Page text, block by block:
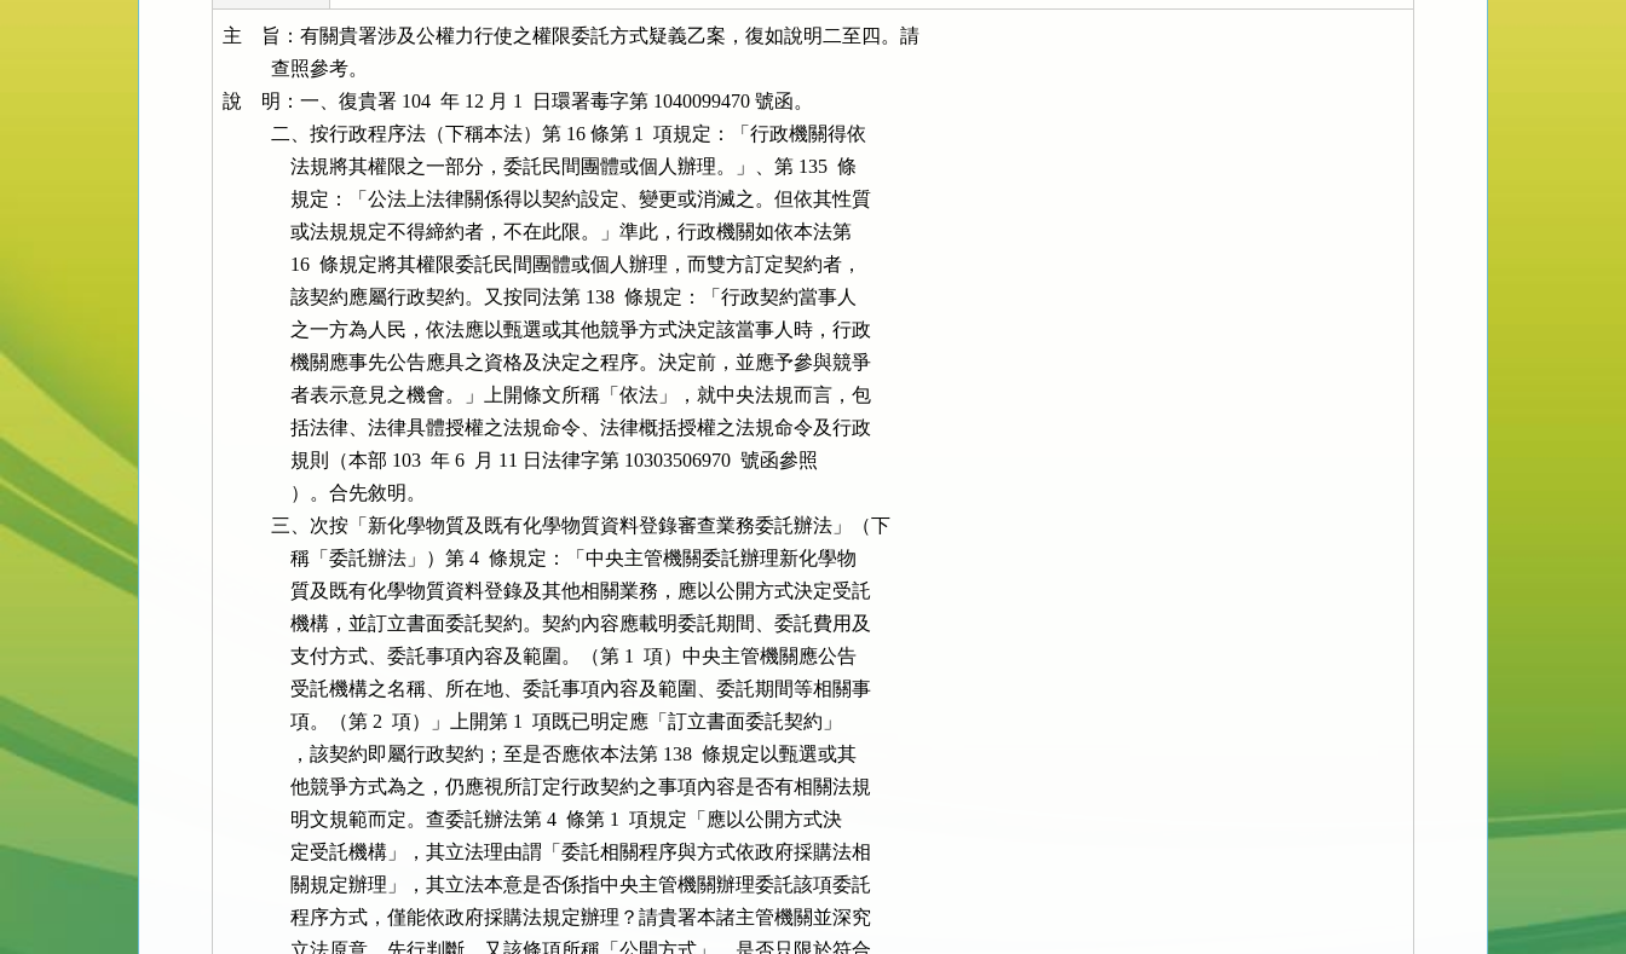
主    旨：有關貴署涉及公權力行使之權限委託方式疑義乙案，復如說明二至四。請
          查照參考。
說    明：一、復貴署 104  年 12 月 1  日環署毒字第 1040099470 號函。
          二、按行政程序法（下稱本法）第 16 條第 1  項規定：「行政機關得依
              法規將其權限之一部分，委託民間團體或個人辦理。」、第 135  條
              規定：「公法上法律關係得以契約設定、變更或消滅之。但依其性質
              或法規規定不得締約者，不在此限。」準此，行政機關如依本法第
              16  條規定將其權限委託民間團體或個人辦理，而雙方訂定契約者，
              該契約應屬行政契約。又按同法第 138  條規定：「行政契約當事人
              之一方為人民，依法應以甄選或其他競爭方式決定該當事人時，行政
              機關應事先公告應具之資格及決定之程序。決定前，並應予參與競爭
              者表示意見之機會。」上開條文所稱「依法」，就中央法規而言，包
              括法律、法律具體授權之法規命令、法律概括授權之法規命令及行政
              規則（本部 103  年 6  月 11 日法律字第 10303506970  號函參照
              ）。合先敘明。
          三、次按「新化學物質及既有化學物質資料登錄審查業務委託辦法」（下
              稱「委託辦法」）第 4  條規定：「中央主管機關委託辦理新化學物
              質及既有化學物質資料登錄及其他相關業務，應以公開方式決定受託
              機構，並訂立書面委託契約。契約內容應載明委託期間、委託費用及
              支付方式、委託事項內容及範圍。（第 1  項）中央主管機關應公告
              受託機構之名稱、所在地、委託事項內容及範圍、委託期間等相關事
              項。（第 2  項）」上開第 1  項既已明定應「訂立書面委託契約」
              ，該契約即屬行政契約；至是否應依本法第 138  條規定以甄選或其
              他競爭方式為之，仍應視所訂定行政契約之事項內容是否有相關法規
              明文規範而定。查委託辦法第 4  條第 1  項規定「應以公開方式決
              定受託機構」，其立法理由謂「委託相關程序與方式依政府採購法相
              關規定辦理」，其立法本意是否係指中央主管機關辦理委託該項委託
              程序方式，僅能依政府採購法規定辦理？請貴署本諸主管機關並深究
              立法原意，先行判斷。又該條項所稱「公開方式」，是否只限於符合